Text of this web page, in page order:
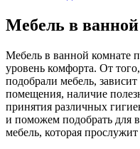
Мебель в
Мебель в ванной комнате
уровень комфорта. От
подобрали мебель,
помещения, наличие
принятия различных
и поможем подобрать для
мебель, которая